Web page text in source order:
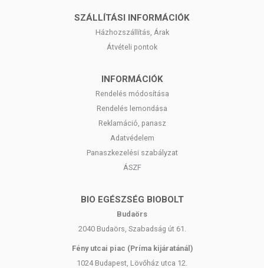
SZÁLLÍTÁSI INFORMÁCIÓK
Házhozszállítás, Árak
Átvételi pontok
INFORMÁCIÓK
Rendelés módosítása
Rendelés lemondása
Reklamáció, panasz
Adatvédelem
Panaszkezelési szabályzat
ÁSZF
BIO EGÉSZSÉG BIOBOLT
Budaörs
2040 Budaörs, Szabadság út 61.
Fény utcai piac (Príma kijáratánál)
1024 Budapest, Lövőház utca 12.